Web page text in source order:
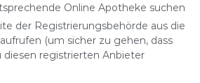
Online Apotheke suchen
der Registrierungsbehörde aus die
(um sicher zu gehen, dass
diesen registrierten Anbieter